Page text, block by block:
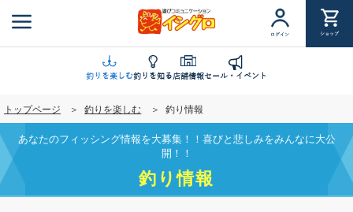
ン
に
移
動
ログイン ショップ
釣りを楽しむ釣りを知る店舗情報セール・イベント
トップページ 釣りを楽しむ 釣り情報
あなたのフィッシング情報を大募集！！喜びと悲しみをみんなに大公
開！！
釣り情報